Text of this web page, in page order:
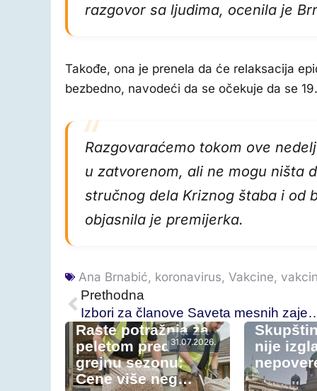
razgovor sa ljudima, ocenila je
Takođe, ona je prenela da će relaksacija
bezbedno, navodeći da se očekuje da se
Razgovaraćemo tokom ove
u zatvorenom, ali ne mogu ništa
stručnog dela Kriznog štaba i od
objasnila je premijerka.
Ana Brnabić, koronavirus, Vakcine,
Prethodna
Izbori za članove Saveta
31.07.2026.
Raste potražnja za
peletom pred
grejnu sezonu:
Cene više neg…
nije